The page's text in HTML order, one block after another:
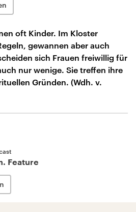
oft Kinder. Im Kloster
gewannen aber auch
sich Frauen freiwillig für
nur wenige. Sie treffen ihre
Gründen. (Wdh. v.
Feature